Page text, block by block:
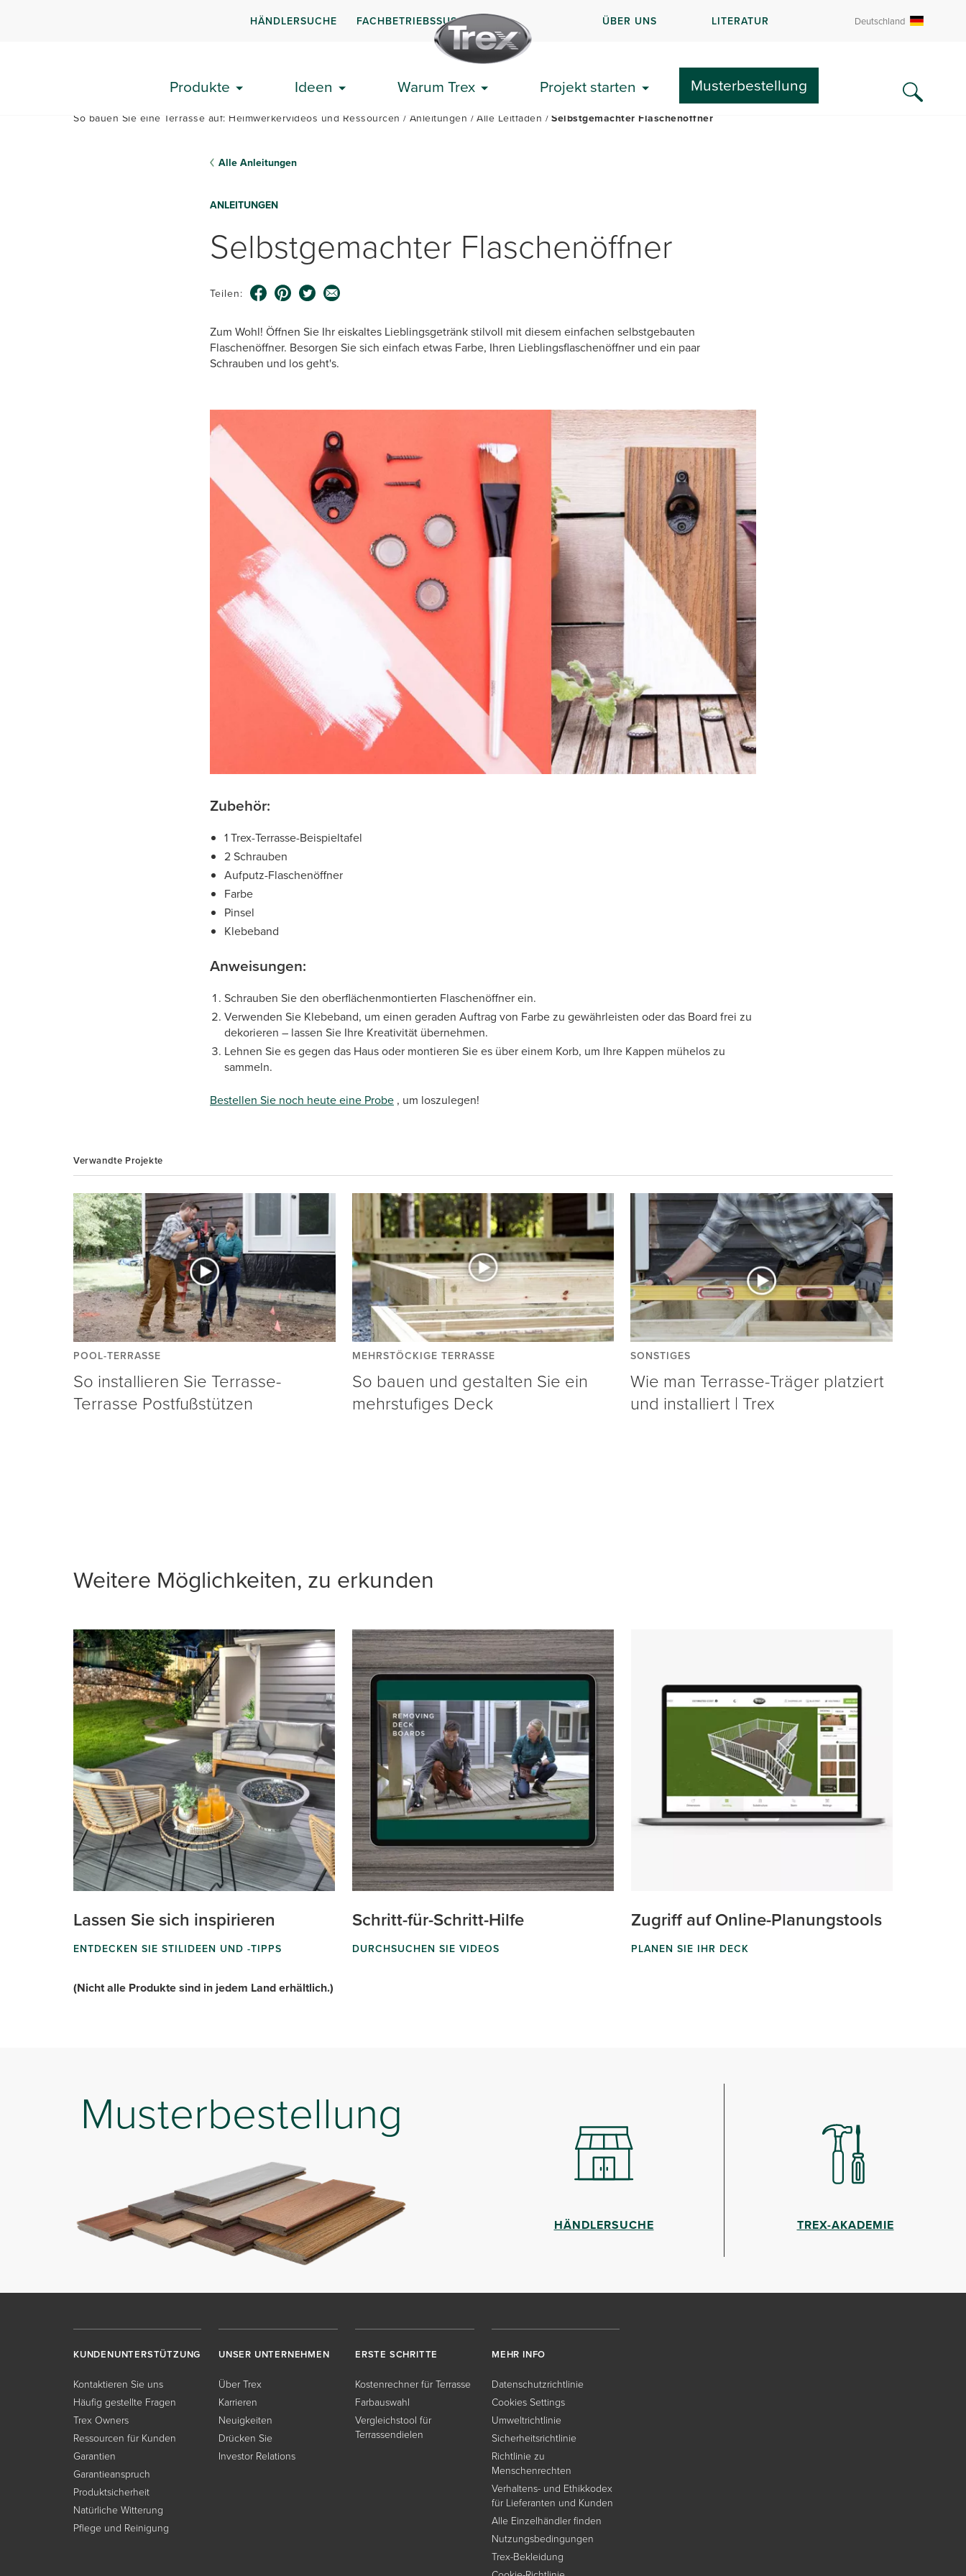
HÄNDLERSUCHE FACHBETRIEBSSUSCHE ÜBER UNS LITERATUR Deutschland
Produkte Ideen Warum Trex Projekt starten Musterbestellung
ERSTE SCHRITTE LITERATUR UND FAQS
So bauen Sie eine Terrasse auf: Heimwerkervideos und Ressourcen Anleitungen Alle Leitfäden Selbstgemachter Flaschenöffner
Alle Anleitungen
ANLEITUNGEN
Selbstgemachter Flaschenöffner
Teilen:
Zum Wohl! Öffnen Sie Ihr eiskaltes Lieblingsgetränk stilvoll mit diesem einfachen selbstgebauten
Flaschenöffner. Besorgen Sie sich einfach etwas Farbe, Ihren Lieblingsflaschenöffner und ein paar
Schrauben und los geht's.
Zubehör:
1 Trex-Terrasse-Beispieltafel
2 Schrauben
Aufputz-Flaschenöffner
Farbe
Pinsel
Klebeband
Anweisungen:
Schrauben Sie den oberflächenmontierten Flaschenöffner ein.
Verwenden Sie Klebeband, um einen geraden Auftrag von Farbe zu gewährleisten oder das Board frei zu
dekorieren – lassen Sie Ihre Kreativität übernehmen.
Lehnen Sie es gegen das Haus oder montieren Sie es über einem Korb, um Ihre Kappen mühelos zu
sammeln.
Bestellen Sie noch heute eine Probe , um loszulegen!
Verwandte Projekte
POOL-TERRASSE
So installieren Sie Terrasse-
Terrasse Postfußstützen
MEHRSTÖCKIGE TERRASSE
So bauen und gestalten Sie ein
mehrstufiges Deck
SONSTIGES
Wie man Terrasse-Träger platziert
und installiert | Trex
Weitere Möglichkeiten, zu erkunden
Lassen Sie sich inspirieren
ENTDECKEN SIE STILIDEEN UND -TIPPS
Schritt-für-Schritt-Hilfe
DURCHSUCHEN SIE VIDEOS
Zugriff auf Online-Planungstools
PLANEN SIE IHR DECK
(Nicht alle Produkte sind in jedem Land erhältlich.)
Musterbestellung
HÄNDLERSUCHE TREX-AKADEMIE
KUNDENUNTERSTÜTZUNG
Kontaktieren Sie uns
Häufig gestellte Fragen
Trex Owners
Ressourcen für Kunden
Garantien
Garantieanspruch
Produktsicherheit
Natürliche Witterung
Pflege und Reinigung
UNSER UNTERNEHMEN
Über Trex
Karrieren
Neuigkeiten
Drücken Sie
Investor Relations
ERSTE SCHRITTE
Kostenrechner für Terrasse
Farbauswahl
Vergleichstool für
Terrassendielen
MEHR INFO
Datenschutzrichtlinie
Cookies Settings
Umweltrichtlinie
Sicherheitsrichtlinie
Richtlinie zu
Menschenrechten
Verhaltens- und Ethikkodex
für Lieferanten und Kunden
Alle Einzelhändler finden
Nutzungsbedingungen
Trex-Bekleidung